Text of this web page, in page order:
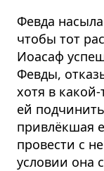
Февда
чтобы тот
Иоасаф
Февды,
хотя в
ей
привлёкшая
провести с
условии она